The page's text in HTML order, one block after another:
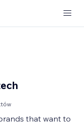
that want to